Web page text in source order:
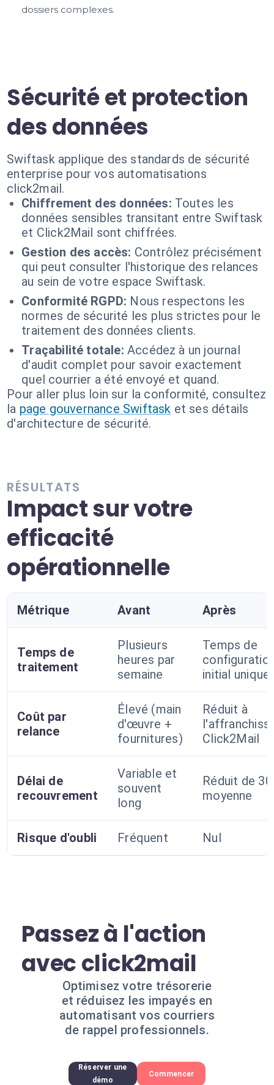
dossiers complexes.
Sécurité et protection
des données
Swiftask applique des standards de sécurité
enterprise pour vos automatisations
click2mail.
Chiffrement des données: Toutes les
données sensibles transitant entre Swiftask
et Click2Mail sont chiffrées.
Gestion des accès: Contrôlez précisément
qui peut consulter l'historique des relances
au sein de votre espace Swiftask.
Conformité RGPD: Nous respectons les
normes de sécurité les plus strictes pour le
traitement des données clients.
Traçabilité totale: Accédez à un journal
d'audit complet pour savoir exactement
quel courrier a été envoyé et quand.
Pour aller plus loin sur la conformité, consultez
la page gouvernance Swiftask et ses détails
d'architecture de sécurité.
RÉSULTATS
Impact sur votre
efficacité
opérationnelle
Métrique Avant Après
Temps de
traitement
Plusieurs
heures par
semaine
Temps de
initial
Coût par
relance
Élevé (main
d'œuvre +
fournitures)
Réduit à
Click2Mail
Délai de
recouvrement
Variable et
souvent
long
Réduit de
moyenne
Risque d'oubli Fréquent Nul
Passez à l'action
avec click2mail
Optimisez votre trésorerie
et réduisez les impayés en
automatisant vos courriers
de rappel professionnels.
Réserver une
démo
Commencer